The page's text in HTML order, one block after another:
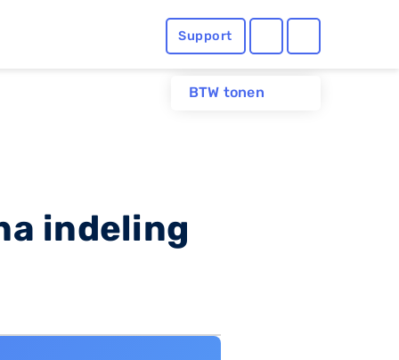
Support
BTW tonen
indeling